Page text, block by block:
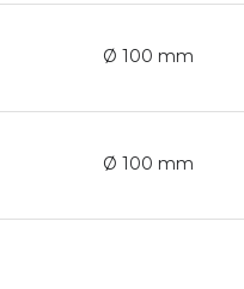
Ø 100 mm
Ø 100 mm